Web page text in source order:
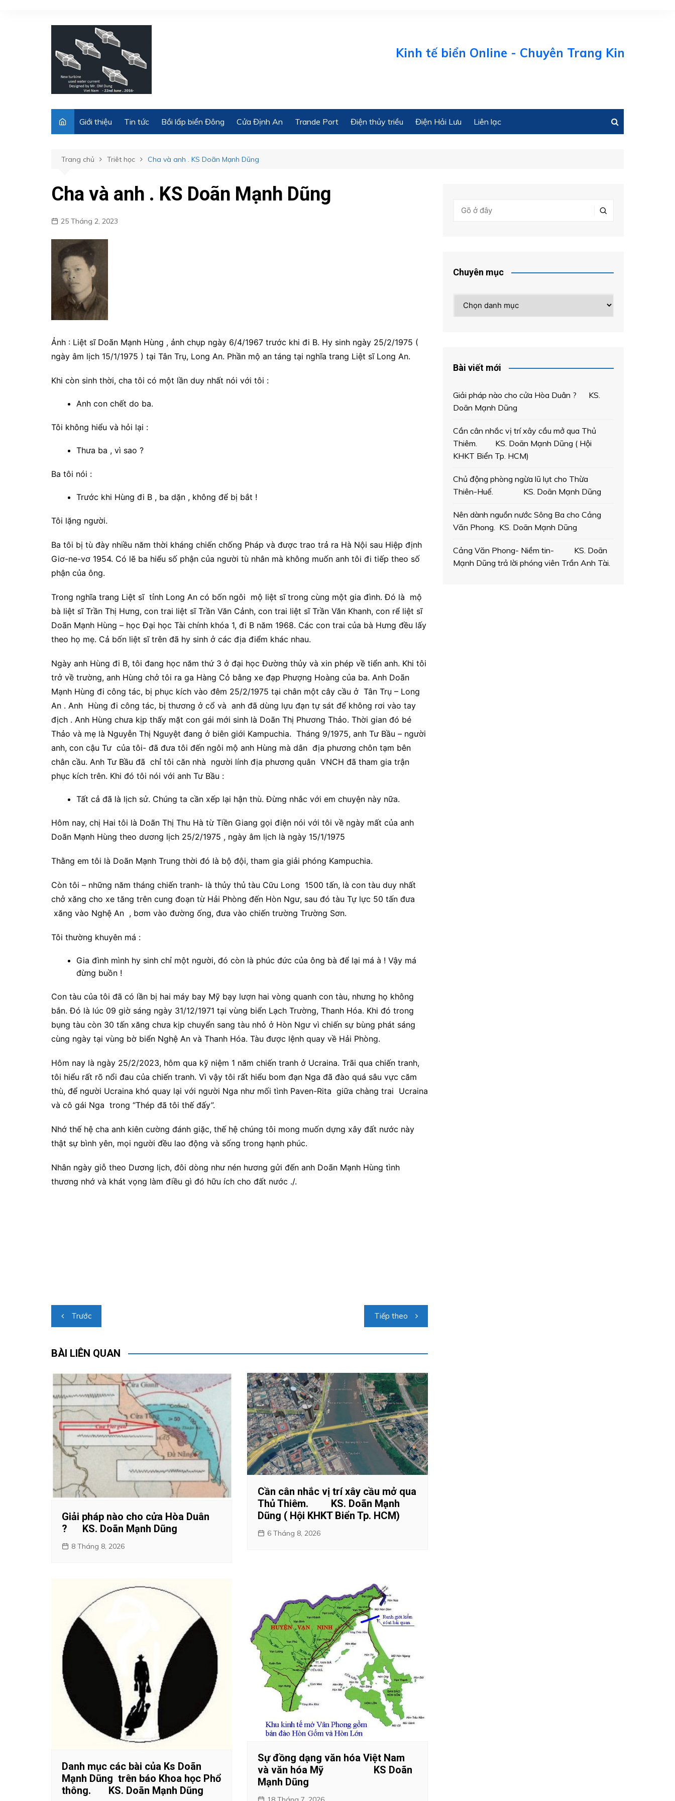
Kinh tế biển Online - Chuyên Trang Kinh tế Biển Việt
Giới thiệu Tin tức Bồi lấp biển Đông Cửa Định An Trande Port Điện thủy triều Điện Hải Lưu Liên lạc
Trang chủ Triêt học Cha và anh . KS Doãn Mạnh Dũng
Cha và anh . KS Doãn Mạnh Dũng
25 Tháng 2, 2023
Ảnh : Liệt sĩ Doãn Mạnh Hùng , ảnh chụp ngày 6/4/1967 trước khi đi B. Hy sinh ngày 25/2/1975 (
ngày âm lịch 15/1/1975 ) tại Tân Trụ, Long An. Phần mộ an táng tại nghĩa trang Liệt sĩ Long An.
Khi còn sinh thời, cha tôi có một lần duy nhất nói với tôi :
Anh con chết do ba.
Tôi không hiểu và hỏi lại :
Thưa ba , vì sao ?
Ba tôi nói :
Trước khi Hùng đi B , ba dặn , không để bị bắt !
Tôi lặng người.
Ba tôi bị tù đày nhiều năm thời kháng chiến chống Pháp và được trao trả ra Hà Nội sau Hiệp định
Giơ-ne-vơ 1954. Có lẽ ba hiểu số phận của người tù nhân mà không muốn anh tôi đi tiếp theo số
phận của ông.
Trong nghĩa trang Liệt sĩ tỉnh Long An có bốn ngôi mộ liệt sĩ trong cùng một gia đình. Đó là mộ
bà liệt sĩ Trần Thị Hưng, con trai liệt sĩ Trần Văn Cảnh, con trai liệt sĩ Trần Văn Khanh, con rể liệt sĩ
Doãn Mạnh Hùng – học Đại học Tài chính khóa 1, đi B năm 1968. Các con trai của bà Hưng đều lấy
theo họ mẹ. Cả bốn liệt sĩ trên đã hy sinh ở các địa điểm khác nhau.
Ngày anh Hùng đi B, tôi đang học năm thứ 3 ở đại học Đường thủy và xin phép về tiển anh. Khi tôi
trở về trường, anh Hùng chở tôi ra ga Hàng Cỏ bằng xe đạp Phượng Hoàng của ba. Anh Doãn
Mạnh Hùng đi công tác, bị phục kích vào đêm 25/2/1975 tại chân một cây cầu ở Tân Trụ – Long
An . Anh Hùng đi công tác, bị thương ở cổ và anh đã dùng lựu đạn tự sát để không rơi vào tay
địch . Anh Hùng chưa kịp thấy mặt con gái mới sinh là Doãn Thị Phương Thảo. Thời gian đó bé
Thảo và mẹ là Nguyễn Thị Nguyệt đang ở biên giới Kampuchia. Tháng 9/1975, anh Tư Bầu – người
anh, con cậu Tư của tôi- đã đưa tôi đến ngôi mộ anh Hùng mà dân địa phương chôn tạm bên
chân cầu. Anh Tư Bầu đã chỉ tôi căn nhà người lính địa phương quân VNCH đã tham gia trận
phục kích trên. Khi đó tôi nói với anh Tư Bầu :
Tất cả đã là lịch sử. Chúng ta cần xếp lại hận thù. Đừng nhắc với em chuyện này nữa.
Hôm nay, chị Hai tôi là Doãn Thị Thu Hà từ Tiền Giang gọi điện nói với tôi về ngày mất của anh
Doãn Mạnh Hùng theo dương lịch 25/2/1975 , ngày âm lịch là ngày 15/1/1975
Thằng em tôi là Doãn Mạnh Trung thời đó là bộ đội, tham gia giải phóng Kampuchia.
Còn tôi – những năm tháng chiến tranh- là thủy thủ tàu Cữu Long 1500 tấn, là con tàu duy nhất
chở xăng cho xe tăng trên cung đoạn từ Hải Phòng đến Hòn Ngư, sau đó tàu Tự lực 50 tấn đưa
xăng vào Nghệ An , bơm vào đường ống, đưa vào chiến trường Trường Sơn.
Tôi thường khuyên má :
Gia đình mình hy sinh chỉ một người, đó còn là phúc đức của ông bà để lại má à ! Vậy má
đừng buồn !
Con tàu của tôi đã có lần bị hai máy bay Mỹ bạy lượn hai vòng quanh con tàu, nhưng họ không
bắn. Đó là lúc 09 giờ sáng ngày 31/12/1971 tại vùng biển Lạch Trường, Thanh Hóa. Khi đó trong
bụng tàu còn 30 tấn xăng chưa kịp chuyển sang tàu nhỏ ở Hòn Ngư vì chiến sự bùng phát sáng
cùng ngày tại vùng bờ biển Nghệ An và Thanh Hóa. Tàu được lệnh quay về Hải Phòng.
Hôm nay là ngày 25/2/2023, hôm qua kỹ niệm 1 năm chiến tranh ở Ucraina. Trãi qua chiến tranh,
tôi hiểu rất rõ nổi đau của chiến tranh. Vì vậy tôi rất hiểu bom đạn Nga đã đào quá sâu vực căm
thù, để người Ucraina khó quay lại với người Nga như mối tình Paven-Rita giữa chàng trai Ucraina
và cô gái Nga trong “Thép đã tôi thế đấy”.
Nhớ thế hệ cha anh kiên cường đánh giặc, thế hệ chúng tôi mong muốn dựng xây đất nước này
thật sự bình yên, mọi người đều lao động và sống trong hạnh phúc.
Nhân ngày giỗ theo Dương lịch, đôi dòng như nén hương gửi đến anh Doãn Mạnh Hùng tình
thương nhớ và khát vọng làm điều gì đó hữu ích cho đất nước ./.
Điều
hướng
bài
viết
Trước Tiếp theo
BÀI LIÊN QUAN
Giải pháp nào cho cửa Hòa Duân
? KS. Doãn Mạnh Dũng
8 Tháng 8, 2026
Cần cân nhắc vị trí xây cầu mở qua
Thủ Thiêm. KS. Doãn Mạnh
Dũng ( Hội KHKT Biển Tp. HCM)
6 Tháng 8, 2026
Danh mục các bài của Ks Doãn
Mạnh Dũng trên báo Khoa học Phổ
thông. KS. Doãn Mạnh Dũng
Sự đồng dạng văn hóa Việt Nam
và văn hóa Mỹ KS Doãn
Mạnh Dũng
Chuyên mục
mục
Bài viết mới
Giải pháp nào cho cửa Hòa Duân ? KS.
Doãn Mạnh Dũng
Cần cân nhắc vị trí xây cầu mở qua Thủ
Thiêm. KS. Doãn Mạnh Dũng ( Hội
KHKT Biển Tp. HCM)
Chủ động phòng ngừa lũ lụt cho Thừa
Thiên-Huế. KS. Doãn Mạnh Dũng
Nên dành nguồn nước Sông Ba cho Cảng
Văn Phong. KS. Doãn Mạnh Dũng
Cảng Văn Phong- Niềm tin- KS. Doãn
Mạnh Dũng trả lời phóng viên Trần Anh Tài.